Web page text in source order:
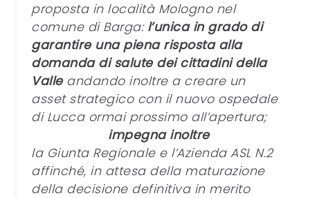
proposta in località Mologno nel
comune di Barga: l’unica in grado di
garantire una piena risposta alla
domanda di salute dei cittadini della
Valleandando inoltre a creare un
asset strategico con il nuovo ospedale
di Lucca ormai prossimo all’apertura;
impegna inoltre
la Giunta Regionale e l’Azienda ASL N.2
affinché, in attesa della maturazione
della decisione definitiva in merito